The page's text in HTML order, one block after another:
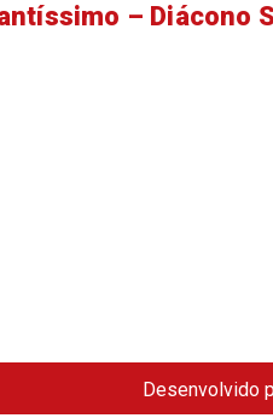
– Diácono
Desenvolvido